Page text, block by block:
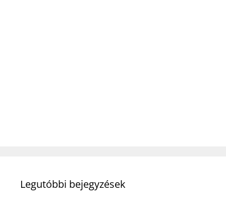
Legutóbbi bejegyzések